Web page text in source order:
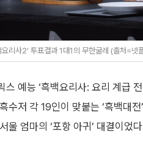
리사2' 투표결과 1대1의 무한굴레 (출처=넷
스 예능 ‘흑백요리사: 요리 계급
수저 각 19인이 맞붙는 ‘흑백대
울 엄마의 ‘포항 아귀’ 대결이었